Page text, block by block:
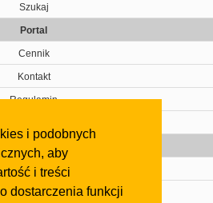
i podobnych
aby
i treści
dostarczenia funkcji
Szukaj
Portal
Cennik
Kontakt
Regulamin
Gazeta
Olkusz
Kontakt